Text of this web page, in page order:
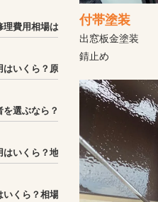
付帯塗装
出窓板金塗装
錆止め
理費用相場は？実際の費用と差がで
いくら？原因調査から応急処置・
選ぶなら？見積書・診断・保証で
いくら？地域相場と施工事例から
くら？相場より高くなる家・安く